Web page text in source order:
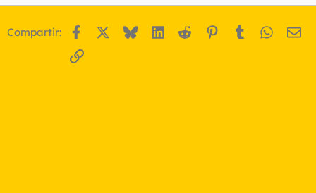
Compartir: Facebook BlueskyLinkedIn
Reddit Pinterest
Tumblr
Enlace